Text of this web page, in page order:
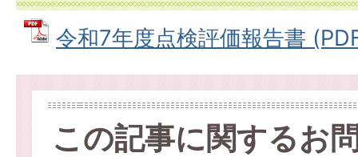
令和7年度点検評価報告書
この記事に関するお